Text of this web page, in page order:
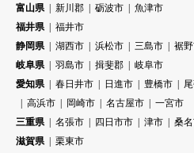
富山県
新川郡 砺波市
魚津市
福井県
福井市
静岡県
湖西市 浜松市 三島市 裾
岐阜県
羽島市 揖斐郡
岐阜市
愛知県
春日井市 日進市 豊橋市
高浜市
岡崎市 名古屋市
一宮市
三重県
名張市 四日市市 津市 桑
滋賀県
栗東市